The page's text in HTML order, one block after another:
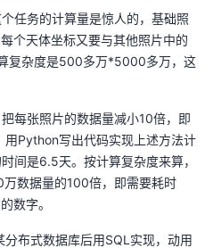
任务的计算量是惊人的，基础照
个天体坐标又要与其他照片中的
复杂度是500多万*5000多万，这
每张照片的数据量减小10倍，即
Python写出代码实现上述方法计
间是6.5天。按计算复杂度来算，
数据量的100倍，即需要耗时
数字。
布式数据库后用SQL实现，动用